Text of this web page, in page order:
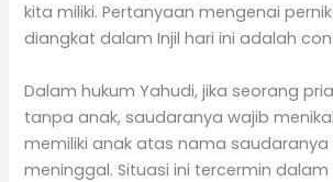
kita miliki. Pertanyaan mengenai
diangkat dalam Injil hari ini adalah
Dalam hukum Yahudi, jika seorang
tanpa anak, saudaranya wajib
memiliki anak atas nama
meninggal. Situasi ini tercermin dalam